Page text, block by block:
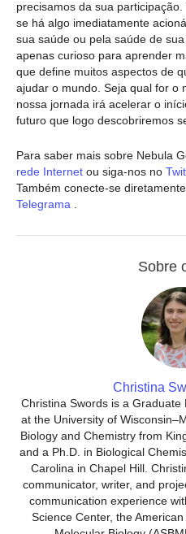
precisamos da sua
se há algo imediatamente
sua saúde ou pela saúde de
apenas curioso para aprender
que define muitos aspectos de
ajudar o mundo. Seja qual for o
nossa jornada irá acelerar o
futuro que logo descobriremos
Para saber mais sobre Nebula
rede Internet ou siga-nos no
Também conecte-se
Telegrama
Sobre
Christina
Christina Swords is a
at the University of
Biology and Chemistry from
and a Ph.D. in Biological
Carolina in Chapel Hill.
communicator, writer, and
communication experience
Science Center, the